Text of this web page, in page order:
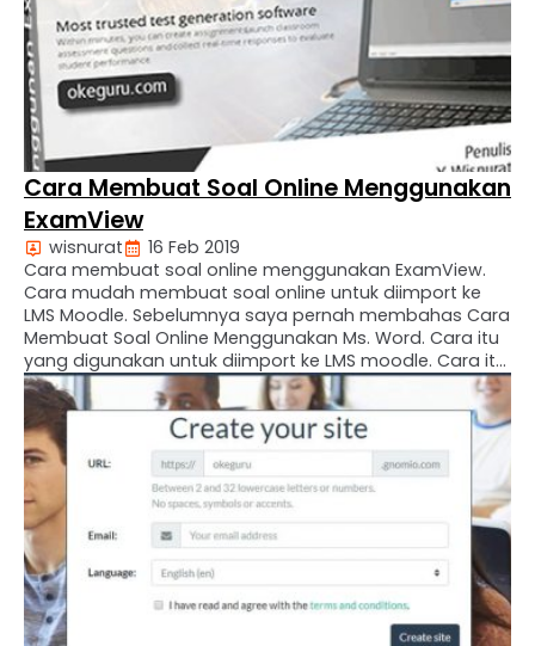
Cara Membuat Soal Online Menggunakan
ExamView
wisnurat
16 Feb 2019
Cara membuat soal online menggunakan ExamView.
Cara mudah membuat soal online untuk diimport ke
LMS Moodle. Sebelumnya saya pernah membahas Cara
Membuat Soal Online Menggunakan Ms. Word. Cara itu
yang digunakan untuk diimport ke LMS moodle. Cara itu
memang efektif, tapi masih ada beberapa kekurangan.
Terutama pada kompatibilitas versi Ms. Word yang
digunakan. Membuat Soal …